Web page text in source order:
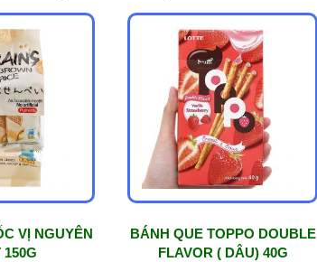
VỊ NGUYÊN
150G
BÁNH QUE TOPPO DOUBLE
FLAVOR ( DÂU) 40G